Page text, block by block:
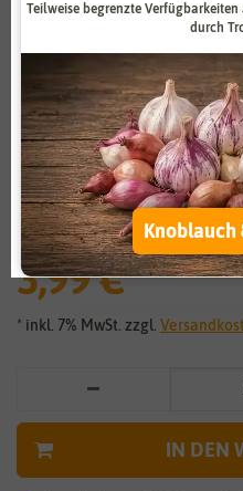
Vergrößern
Grünfutter-
3,99 €
*
* inkl. 7% MwSt. zzgl.
IN DEN
Weitere Einstellungen
Alle
Alle
Auswahl
Teilweise begrenzte
durch
Knoblauch